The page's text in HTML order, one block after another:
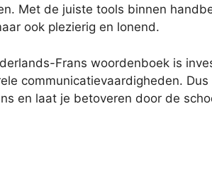
Met de juiste tools binnen
ook plezierig en lonend.
Frans woordenboek is
communicatievaardigheden.
en laat je betoveren door de